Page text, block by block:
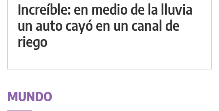
Increíble: en medio de la lluvia
un auto cayó en un canal de
riego
MUNDO